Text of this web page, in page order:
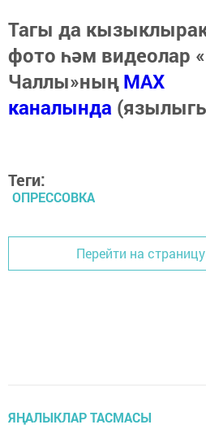
Тагы да
фото һәм видеолар
Чаллы»ныңMAX
каналында
Теги:
ОПРЕССОВКА
Перейти на
ЯҢАЛЫКЛАР ТАСМАСЫ